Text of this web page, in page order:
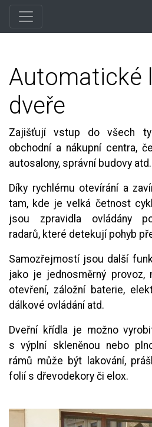
Automatické
dveře
Zajišťují vstup do všech
obchodní a nákupní centra,
autosalony, správní budovy atd.
Díky rychlému otevírání a
tam, kde je velká četnost
jsou zpravidla ovládány
radarů, které detekují pohyb
Samozřejmostí jsou další
jako je jednosměrný provoz,
otevření, záložní baterie,
dálkové ovládání atd.
Dveřní křídla je možno
s výplní skleněnou nebo
rámů může být lakování,
folií s dřevodekory či elox.